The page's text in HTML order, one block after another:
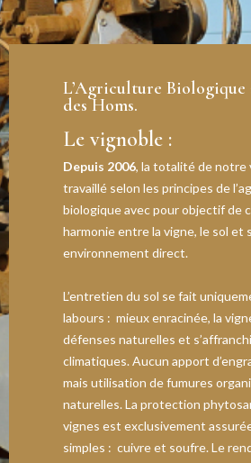
L’Agriculture Biologique
des Homs.
Le vignoble :
Depuis 2006, la totalité de notre
travaillé selon les principes de
biologique avec pour objectif de
harmonie entre la vigne, le sol et
environnement direct.
L’entretien du sol se fait
labours : mieux enracinée, la
défenses naturelles et
climatiques. Aucun apport
mais utilisation de fumures
naturelles. La protection
vignes est exclusivement
simples : cuivre et soufre. Le